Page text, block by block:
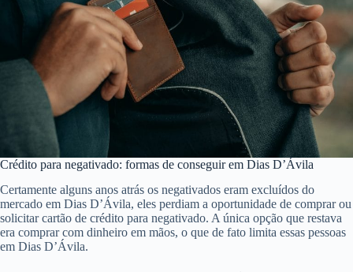
Crédito para negativado: formas de conseguir em Dias D’Ávila
Certamente alguns anos atrás os negativados eram excluídos do
mercado em Dias D’Ávila, eles perdiam a oportunidade de comprar ou
solicitar cartão de crédito para negativado. A única opção que restava
era comprar com dinheiro em mãos, o que de fato limita essas pessoas
em Dias D’Ávila.